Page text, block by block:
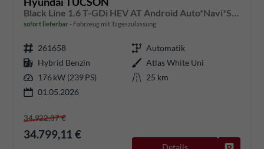
sofort lieferbar Fahrzeug mit Tageszulassung
261658
Automatik
Hybrid Benzin
Atlas White Uni
176 kW (239 PS)
25 km
01.05.2026
34.922,37 €
34.799,11 €
Details